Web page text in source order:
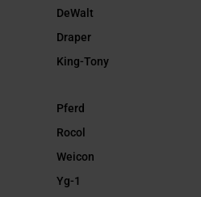
DeWalt
Draper
King-Tony
Pferd
Rocol
Weicon
Yg-1